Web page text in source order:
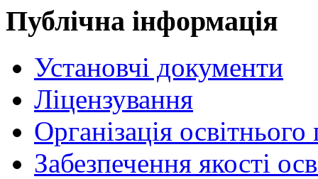
Публічна інформація
Установчі документи
Ліцензування
Організація
Забезпечення якості